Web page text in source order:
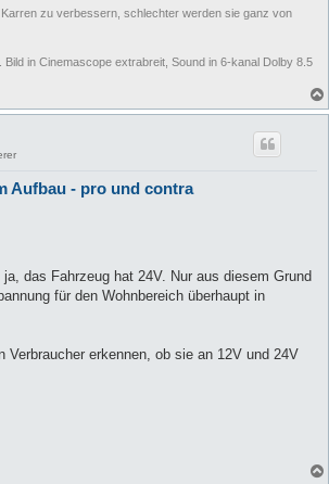
zu verbessern, schlechter werden sie ganz von
Bild in Cinemascope extrabreit, Sound in 6-kanal Dolby 8.5
Aufbau - pro und contra
das Fahrzeug hat 24V. Nur aus diesem Grund
für den Wohnbereich überhaupt in
Verbraucher erkennen, ob sie an 12V und 24V